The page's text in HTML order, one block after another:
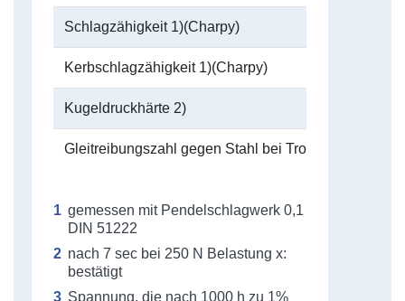
Schlagzähigkeit 1)(Charpy)
Kerbschlagzähigkeit 1)(Charpy)
Kugeldruckhärte 2)
Gleitreibungszahl gegen Stahl bei Trockenlauf 4)
gemessen mit Pendelschlagwerk 0,1
DIN 51222
nach 7 sec bei 250 N Belastung x:
bestätigt
Spannung, die nach 1000 h zu 1%